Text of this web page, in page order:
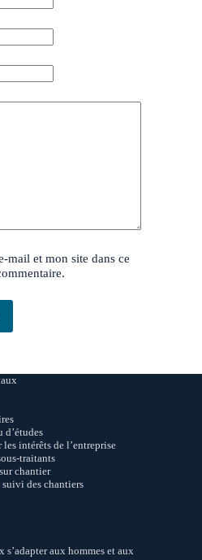
mail et mon site dans ce
d’études
intérêts de l’entreprise
traitants
chantier
des chantiers
aux hommes et aux